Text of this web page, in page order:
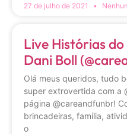
27 de julho de 2021
Live Histórias
Dani Boll
Olá meus queridos, tudo
super extrovertida com a
página @careandfunbr!
brincadeiras, família,
o